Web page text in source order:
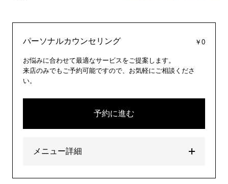
パーソナルカウンセリング ￥0
お悩みに合わせて最適なサービスをご提案します。
来店のみでもご予約可能ですので、お気軽にご相談くださ
い。
予約に進む
メニュー詳細